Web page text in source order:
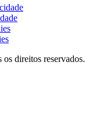
direitos reservados.